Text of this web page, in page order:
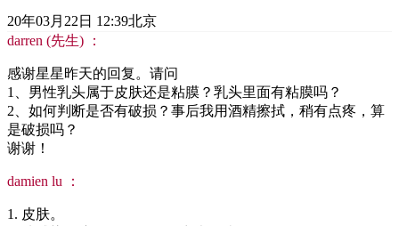
20年03月22日 12:39北京
darren (先生) ：
感谢星星昨天的回复。请问
1、男性乳头属于皮肤还是粘膜？乳头里面有粘膜吗？
2、如何判断是否有破损？事后我用酒精擦拭，稍有点疼，算
是破损吗？
谢谢！
damien lu ：
1. 皮肤。